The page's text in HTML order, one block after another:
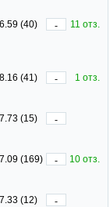
6.59 (40) -
11 отз.
8.16 (41) -
1 отз.
7.73 (15)
-
7.09 (169)
-
10 отз.
7.33 (12)
-